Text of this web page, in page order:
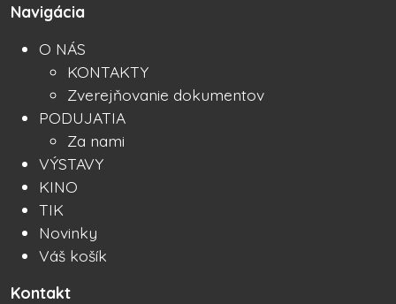
Navigácia
O NÁS
KONTAKTY
Zverejňovanie dokumentov
PODUJATIA
Za nami
VÝSTAVY
KINO
TIK
Novinky
Váš košík
Kontakt